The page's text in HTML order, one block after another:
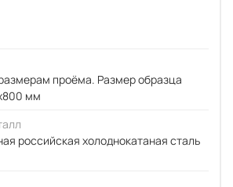
проёма. Размер образца
мм
российская холоднокатаная сталь